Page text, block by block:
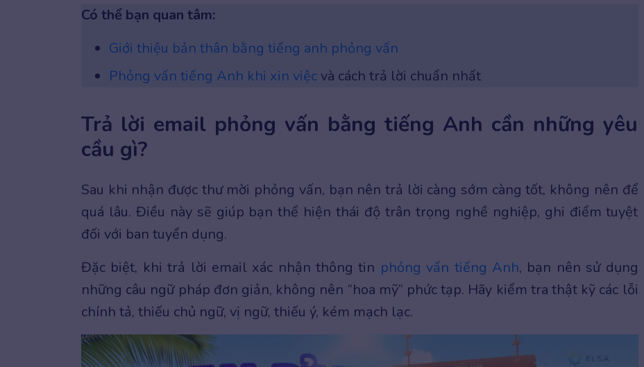
Có thể bạn quan tâm:
Giới thiệu bản thân bằng tiếng anh phỏng vấn
Phỏng vấn tiếng Anh khi xin việc và cách trả lời chuẩn nhất
Trả lời email phỏng vấn bằng tiếng Anh cần những yêu
cầu gì?
Sau khi nhận được thư mời phỏng vấn, bạn nên trả lời càng sớm càng tốt, không nên để
quá lâu. Điều này sẽ giúp bạn thể hiện thái độ trân trọng nghề nghiệp, ghi điểm tuyệt
đối với ban tuyển dụng.
Đặc biệt, khi trả lời email xác nhận thông tin phỏng vấn tiếng Anh, bạn nên sử dụng
những câu ngữ pháp đơn giản, không nên “hoa mỹ” phức tạp. Hãy kiểm tra thật kỹ các lỗi
chính tả, thiếu chủ ngữ, vị ngữ, thiếu ý, kém mạch lạc.